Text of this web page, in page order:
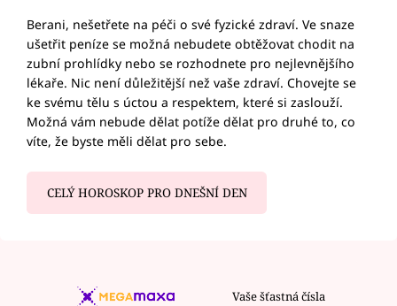
Berani, nešetřete na péči o své fyzické zdraví. Ve snaze
ušetřit peníze se možná nebudete obtěžovat chodit na
zubní prohlídky nebo se rozhodnete pro nejlevnějšího
lékaře. Nic není důležitější než vaše zdraví. Chovejte se
ke svému tělu s úctou a respektem, které si zaslouží.
Možná vám nebude dělat potíže dělat pro druhé to, co
víte, že byste měli dělat pro sebe.
CELÝ HOROSKOP PRO DNEŠNÍ DEN
Vaše šťastná čísla